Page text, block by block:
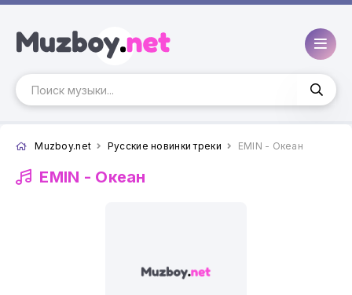
Muzboy.net Русские новинки треки EMIN - Океан
EMIN - Океан